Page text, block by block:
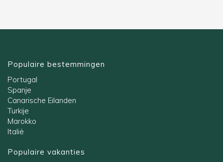
Populaire bestemmingen
Portugal
Spanje
Canarische Eilanden
Turkije
Marokko
Italië
Populaire vakanties